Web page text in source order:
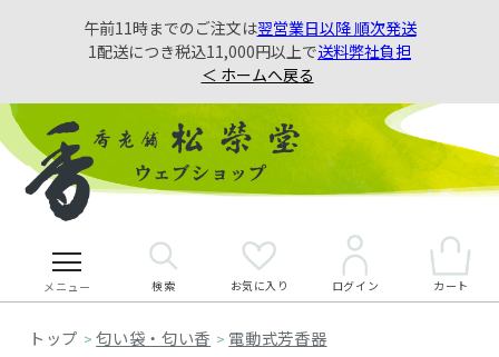
午前11時までのご注文は翌営業日以降 順次発送
1配送につき税込11,000円以上で送料弊社負担
＜ ホームへ戻る
メニュー 検索 お気に入り ログイン カート
>匂い袋・匂い香 > 電動式芳香器